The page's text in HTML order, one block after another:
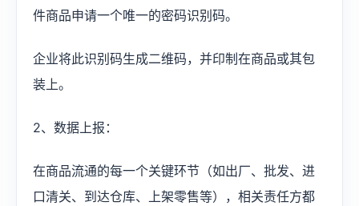
件商品申请一个唯一的密码识别码。
企业将此识别码生成二维码，并印制在商品或其包
装上。
2、数据上报：
在商品流通的每一个关键环节（如出厂、批发、进
口清关、到达仓库、上架零售等），相关责任方都